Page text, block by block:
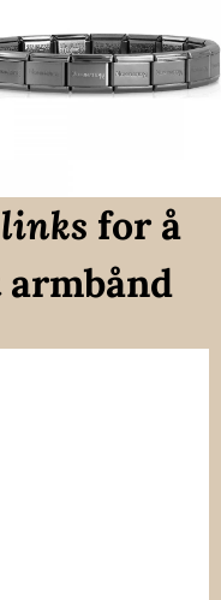
links for å